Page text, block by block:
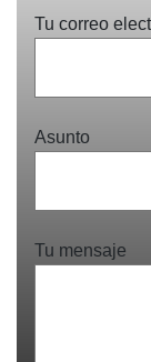
Tu correo
Asunto
Tu mensaje